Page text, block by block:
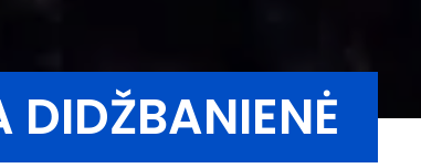
DIDŽBANIENĖ